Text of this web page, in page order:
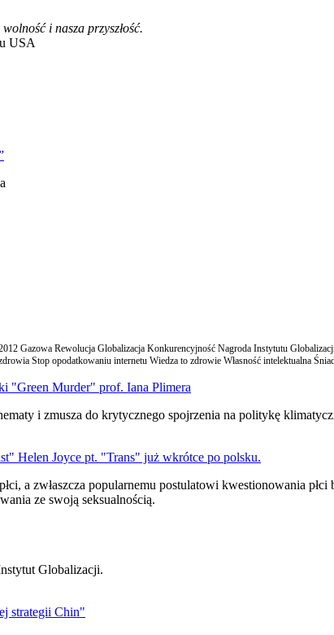
i nasza przyszłość.
USA
Gazowa Rewolucja Globalizacja Konkurencyjność Nagroda Instytutu
Stop opodatkowaniu internetu Wiedza to zdrowie Własność intelektualna
"Green Murder" prof. Iana Plimera
i zmusza do krytycznego spojrzenia na politykę
Helen Joyce pt. "Trans" już wkrótce po polsku.
a zwłaszcza popularnemu postulatowi kwestionowania
ze swoją seksualnością.
Globalizacji.
strategii Chin"